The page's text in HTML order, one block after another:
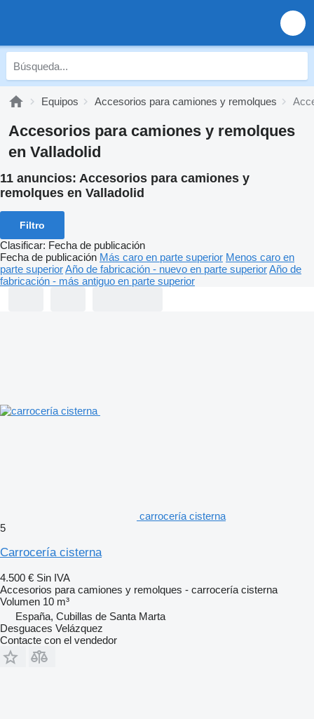
Equipos Accesorios para camiones y remolques
Accesorios para camiones y remolques
en Valladolid
11 anuncios: Accesorios para camiones y
remolques en Valladolid
Filtro
Clasificar: Fecha de publicación
Fecha de publicación Más caro en parte superior Menos caro en
parte superiorAño de fabricación - nuevo en parte superiorAño de
fabricación - más antiguo en parte superior
carrocería cisterna
5
Carrocería cisterna
4.500 € Sin IVA
Accesorios para camiones y remolques - carrocería cisterna
Volumen 10 m³
España, Cubillas de Santa Marta
Desguaces Velázquez
Contacte con el vendedor